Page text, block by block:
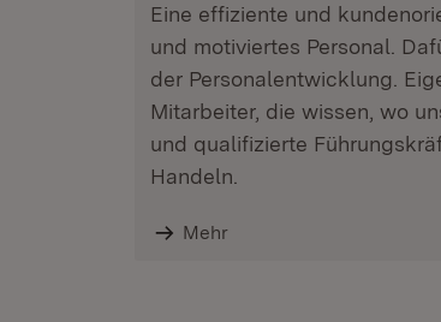
Eine effiziente und
und motiviertes Personal.
der Personalentwicklung.
Mitarbeiter, die wissen, wo
und qualifizierte
Handeln.
Mehr